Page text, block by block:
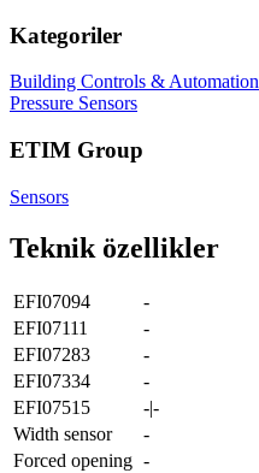
Kategoriler
Building Controls & Automation
Pressure Sensors
ETIM Group
Sensors
Teknik özellikler
EFI07094
-
EFI07111
-
EFI07283
-
EFI07334
-
EFI07515
-|-
Width sensor
-
Forced opening -